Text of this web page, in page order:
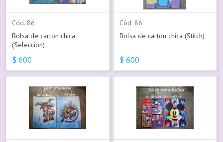
Cód. 86
Bolsa de carton chica
(Seleccion)
$ 600
Cód. 86
Bolsa de carton chica (Stitch)
$ 600